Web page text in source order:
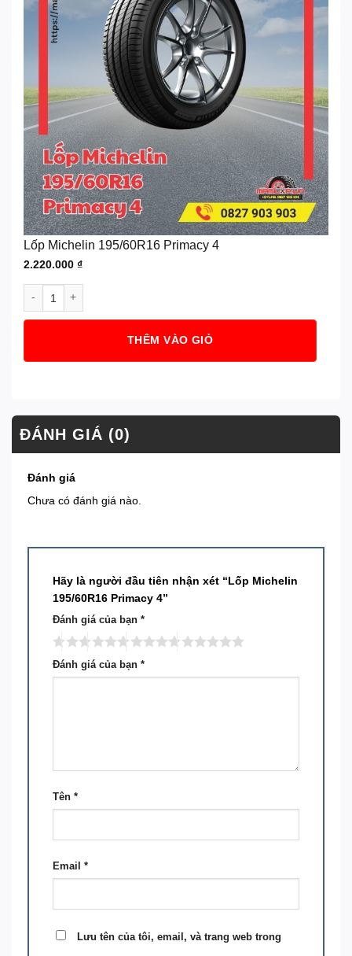
Lốp Michelin 195/60R16 Primacy 4
2.220.000 ₫
THÊM VÀO GIỎ
ĐÁNH GIÁ (0)
Đánh giá
Chưa có đánh giá nào.
Hãy là người đầu tiên nhận xét “Lốp Michelin
195/60R16 Primacy 4”
Đánh giá của bạn *
Đánh giá của bạn *
Tên *
Email *
Lưu tên của tôi, email, và trang web trong